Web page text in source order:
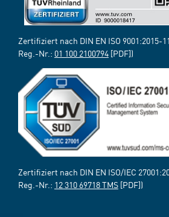
Zertifiziert nach DIN EN ISO 9001:2015-
Reg.-Nr.: 01 100 2100794 [PDF])
Zertifiziert nach DIN EN ISO/IEC
Reg.-Nr.: 12 310 69718 TMS [PDF])